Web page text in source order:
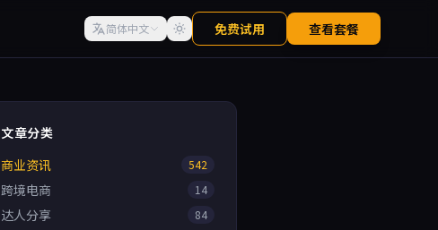
简体中文 免费试用 查看套餐
文章分类
商业资讯
542
跨境电商 14
达人分享 84